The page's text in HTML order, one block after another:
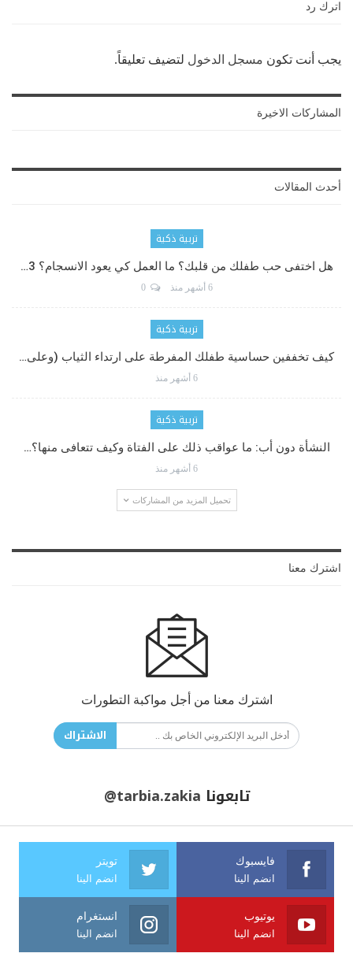
اترك رد
يجب أنت تكون مسجل الدخول لتضيف تعليقاً.
المشاركات الاخيرة
أحدث المقالات
تربية ذكية
هل اختفى حب طفلك من قلبك؟ ما العمل كي يعود الانسجام؟ 3…
6 أشهر منذ 0
تربية ذكية
كيف تخففين حساسية طفلك المفرطة على ارتداء الثياب (وعلى…
6 أشهر منذ
تربية ذكية
النشأة دون أب: ما عواقب ذلك على الفتاة وكيف تتعافى منها؟…
6 أشهر منذ
تحميل المزيد من المشاركات
اشترك معنا
اشترك معنا من أجل مواكبة التطورات
الاشتراك
تابعونا @tarbia.zakia
فايسبوك
انضم الينا
تويتر
انضم الينا
يوتيوب
انضم الينا
انستغرام
انضم الينا